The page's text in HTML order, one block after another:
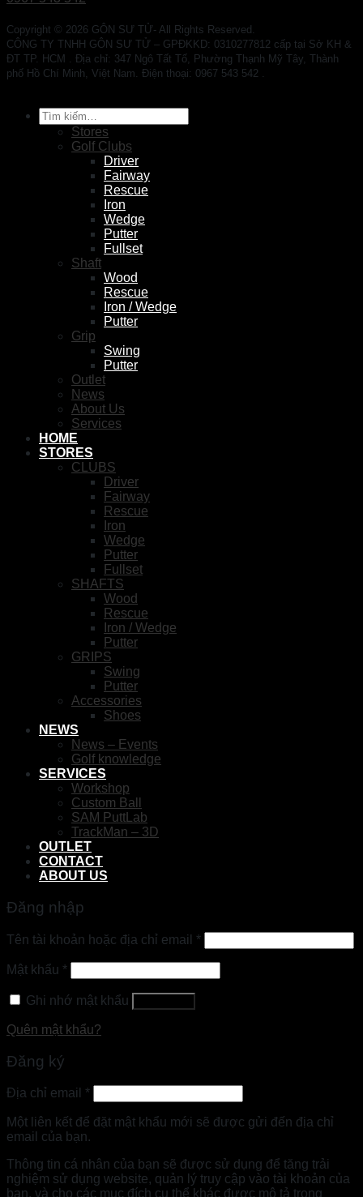
Copyright © 2026 GÔN SƯ TỬ- All Rights Reserved.
CÔNG TY TNHH GÔN SƯ TỬ – GPĐKKD: 0310277812 cấp tại Sở KH &
ĐT TP. HCM . Địa chỉ: 347 Ngô Tất Tố, Phường Thạnh Mỹ Tây, Thành
phố Hồ Chí Minh, Việt Nam. Điện thoại: 0967 543 542 .
Tìm
kiếm: Stores
Golf Clubs
Driver
Fairway
Rescue
Iron
Wedge
Putter
Fullset
Shaft
Wood
Rescue
Iron / Wedge
Putter
Grip
Swing
Putter
Outlet
News
About Us
Services
HOME
STORES
CLUBS
Driver
Fairway
Rescue
Iron
Wedge
Putter
Fullset
SHAFTS
Wood
Rescue
Iron / Wedge
Putter
GRIPS
Swing
Putter
Accessories
Shoes
NEWS
News – Events
Golf knowledge
SERVICES
Workshop
Custom Ball
SAM PuttLab
TrackMan – 3D
OUTLET
CONTACT
ABOUT US
Đăng nhập
Tên tài khoản hoặc địa chỉ email *
Mật khẩu *
Ghi nhớ mật khẩu
Quên mật khẩu?
Đăng ký
Địa chỉ email *
Một liên kết để đặt mật khẩu mới sẽ được gửi đến địa chỉ
email của bạn.
Thông tin cá nhân của bạn sẽ được sử dụng để tăng trải
nghiệm sử dụng website, quản lý truy cập vào tài khoản của
bạn, và cho các mục đích cụ thể khác được mô tả trong